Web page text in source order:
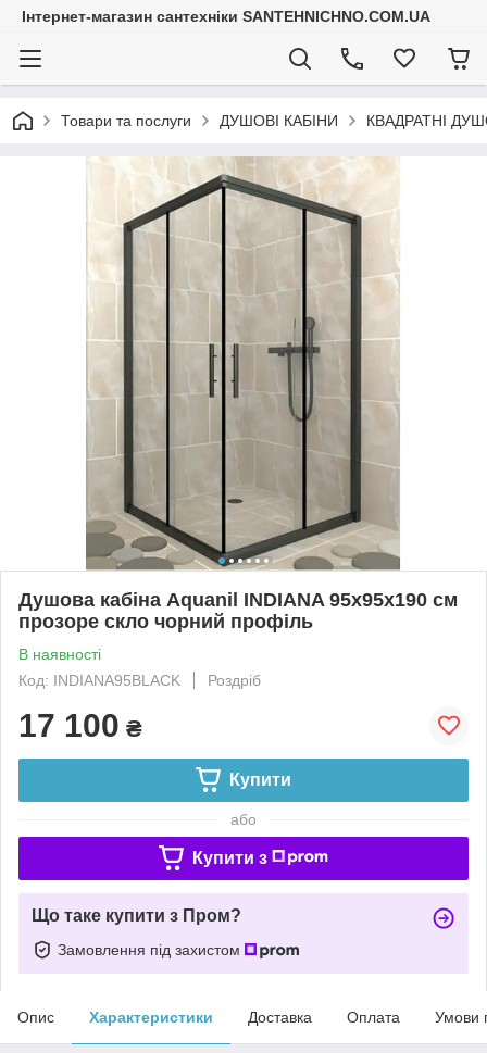
Інтернет-магазин сантехніки SANTEHNICHNO.COM.UA
Товари та послуги ДУШОВІ КАБІНИ КВАДРАТНІ
Душова кабіна Aquanil INDIANA 95х95х190 см
прозоре скло чорний профіль
В наявності
Код: INDIANA95BLACK
Роздріб
17 100 ₴
Купити
або
Купити з
Що таке купити з Пром?
Замовлення під захистом
Опис Характеристики Доставка Оплата Умови